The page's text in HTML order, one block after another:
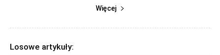
Więcej
Losowe artykuły: